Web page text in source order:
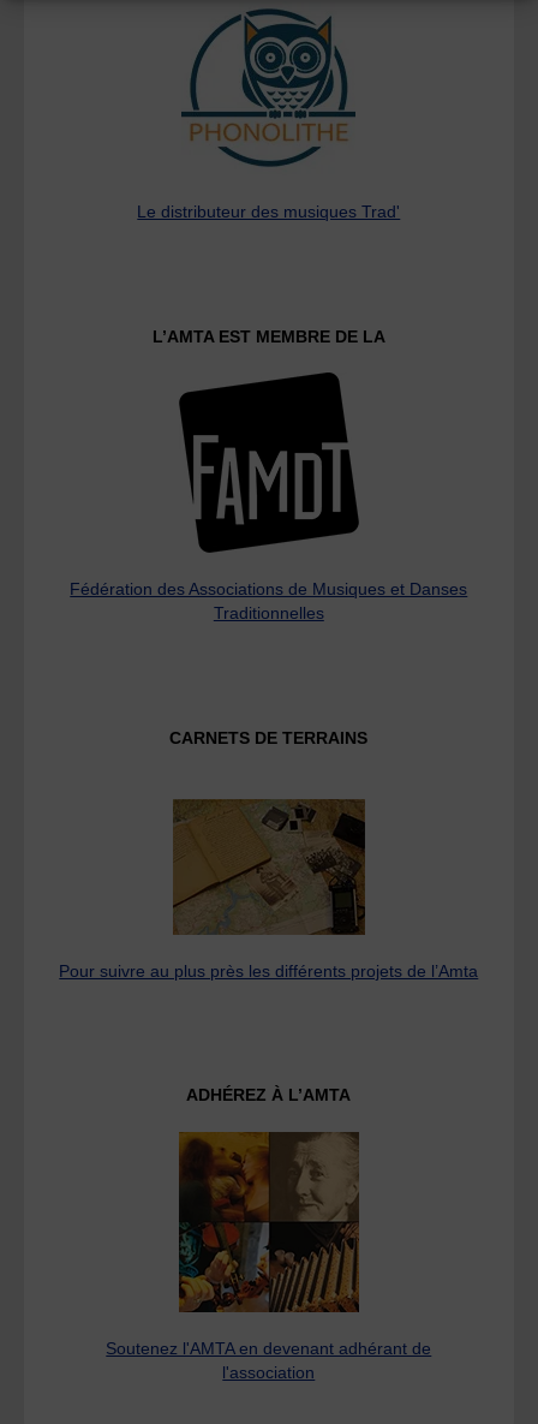
Le distributeur des musiques Trad'
L’AMTA EST MEMBRE DE LA
Fédération des Associations de Musiques et Danses
Traditionnelles
CARNETS DE TERRAINS
Pour suivre au plus près les différents projets de l’Amta
ADHÉREZ À L’AMTA
Soutenez l'AMTA en devenant adhérant de
l'association